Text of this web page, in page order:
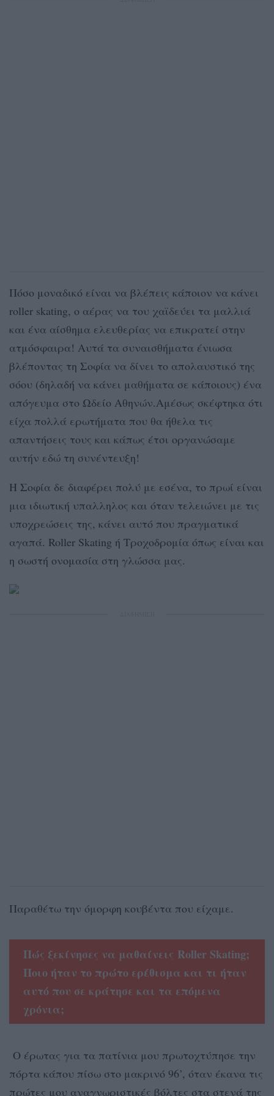
Πόσο μοναδικό είναι να βλέπεις κάποιον να κάνει
roller skating, ο αέρας να του χαϊδεύει τα μαλλιά
και ένα αίσθημα ελευθερίας να επικρατεί στην
ατμόσφαιρα! Αυτά τα συναισθήματα ένιωσα
βλέποντας τη Σοφία να δίνει το απολαυστικό της
σόου (δηλαδή να κάνει μαθήματα σε κάποιους) ένα
απόγευμα στο Ωδείο Αθηνών.Αμέσως σκέφτηκα ότι
είχα πολλά ερωτήματα που θα ήθελα τις
απαντήσεις τους και κάπως έτσι οργανώσαμε
αυτήν εδώ τη συνέντευξη!
Η Σοφία δε διαφέρει πολύ με εσένα, το πρωί είναι
μια ιδιωτική υπαλληλος και όταν τελειώνει με τις
υποχρεώσεις της, κάνει αυτό που πραγματικά
αγαπά. Roller Skating ή Τροχοδρομία όπως είναι και
η σωστή ονομασία στη γλώσσα μας.
Παραθέτω την όμορφη κουβέντα που είχαμε.
Πώς ξεκίνησες να μαθαίνεις Roller Skating;
Ποιο ήταν το πρώτο ερέθισμα και τι ήταν
αυτό που σε κράτησε και τα επόμενα
χρόνια;
Ο έρωτας για τα πατίνια μου πρωτοχτύπησε την
πόρτα κάπου πίσω στο μακρινό 96’, όταν έκανα τις
πρώτες μου αναγνωριστικές βόλτες στα στενά της